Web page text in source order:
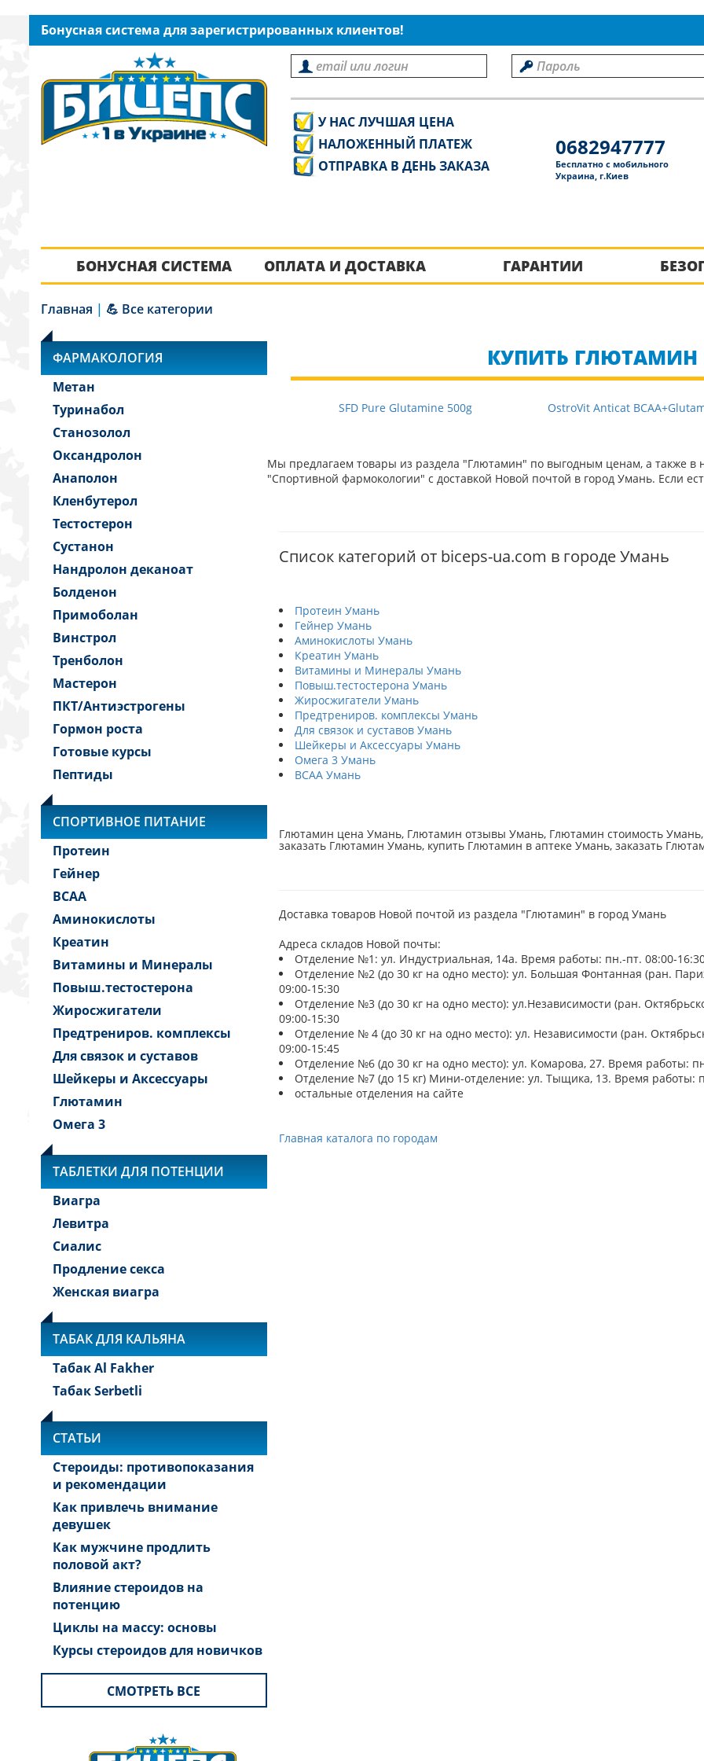
Бонусная система для зарегистрированных клиентов!
У НАС ЛУЧШАЯ ЦЕНА
НАЛОЖЕННЫЙ ПЛАТЕЖ
ОТПРАВКА В ДЕНЬ ЗАКАЗА
0682947777
Бесплатно с мобильного
Украина, г.Киев
БОНУСНАЯ СИСТЕМА ОПЛАТА И ДОСТАВКА ГАРАНТИИ
Главная | 💪 Все категории
ФАРМАКОЛОГИЯ
Метан
Туринабол
Станозолол
Оксандролон
Анаполон
Кленбутерол
Тестостерон
Сустанон
Нандролон деканоат
Болденон
Примоболан
Винстрол
Тренболон
Мастерон
ПКТ/Антиэстрогены
Гормон роста
Готовые курсы
Пептиды
СПОРТИВНОЕ ПИТАНИЕ
Протеин
Гейнер
BCAA
Аминокислоты
Креатин
Витамины и Минералы
Повыш.тестостерона
Жиросжигатели
Предтрениров. комплексы
Для связок и суставов
Шейкеры и Аксессуары
Глютамин
Омега 3
ТАБЛЕТКИ ДЛЯ ПОТЕНЦИИ
Виагра
Левитра
Сиалис
Продление секса
Женская виагра
ТАБАК ДЛЯ КАЛЬЯНА
Табак Al Fakher
Табак Serbetli
СТАТЬИ
Стероиды: противопоказания
и рекомендации
Как привлечь внимание
девушек
Как мужчине продлить
половой акт?
Влияние стероидов на
потенцию
Циклы на массу: основы
Курсы стероидов для новичков
СМОТРЕТЬ ВСЕ
КУПИТЬ ГЛЮТАМИН
SFD Pure Glutamine 500g OstroVit Anticat
Мы предлагаем товары из раздела "Глютамин" по выгодным ценам, а также в
"Спортивной фармокологии" с доставкой Новой почтой в город Умань. Если
Список категорий от biceps-ua.com в городе Умань
Протеин Умань
Гейнер Умань
Аминокислоты Умань
Креатин Умань
Витамины и Минералы Умань
Повыш.тестостерона Умань
Жиросжигатели Умань
Предтрениров. комплексы Умань
Для связок и суставов Умань
Шейкеры и Аксессуары Умань
Омега 3 Умань
BCAA Умань
Глютамин цена Умань, Глютамин отзывы Умань, Глютамин стоимость
заказать Глютамин Умань, купить Глютамин в аптеке Умань, заказать
Доставка товаров Новой почтой из раздела "Глютамин" в город Умань
Адреса складов Новой почты:
Отделение №1: ул. Индустриальная, 14а. Время работы: пн.-пт. 08:00-
Отделение №2 (до 30 кг на одно место): ул. Большая Фонтанная (ран.
09:00-15:30
Отделение №3 (до 30 кг на одно место): ул.Независимости (ран.
09:00-15:30
Отделение № 4 (до 30 кг на одно место): ул. Независимости (ран.
09:00-15:45
Отделение №6 (до 30 кг на одно место): ул. Комарова, 27. Время работы:
Отделение №7 (до 15 кг) Мини-отделение: ул. Тыщика, 13. Время работы:
остальные отделения на сайте
Главная каталога по городам